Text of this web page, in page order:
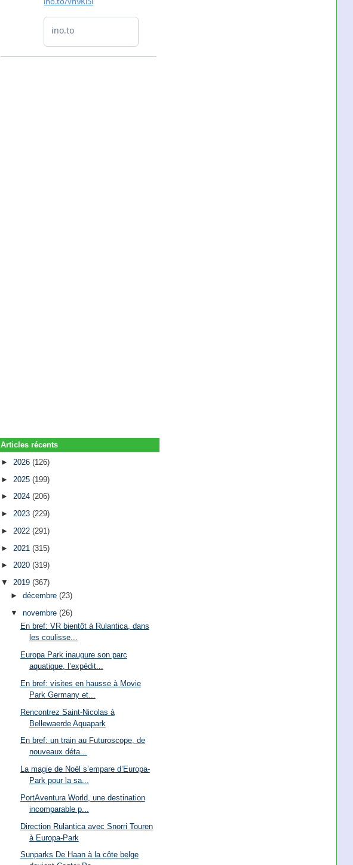
Articles récents
► 2026(126)
► 2025(199)
►2024(206)
►2023(229)
► 2022(291)
► 2021(315)
►2020(319)
▼2019(367)
► décembre (23)
▼ novembre (26)
En bref: VR bientôt à Rulantica, dans
les coulisse...
Europa Park inaugure son parc
aquatique, l’expédit...
En bref: visites en hausse à Movie
Park Germany et...
Rencontrez Saint-Nicolas à
Bellewaerde Aquapark
En bref: un train au Futuroscope, de
nouveaux déta...
La magie de Noël s’empare d’Europa-
Park pour la sa...
PortAventura World, une destination
incomparable p...
Direction Rulantica avec Snorri Touren
à Europa-Park
Sunparks De Haan à la côte belge